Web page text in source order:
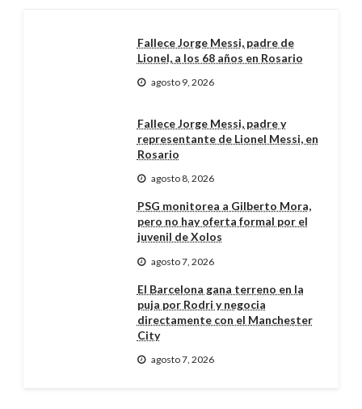
Fallece Jorge Messi, padre de
Lionel, a los 68 años en Rosario
agosto 9, 2026
Fallece Jorge Messi, padre y
representante de Lionel Messi, en
Rosario
agosto 8, 2026
PSG monitorea a Gilberto Mora,
pero no hay oferta formal por el
juvenil de Xolos
agosto 7, 2026
El Barcelona gana terreno en la
puja por Rodri y negocia
directamente con el Manchester
City
agosto 7, 2026